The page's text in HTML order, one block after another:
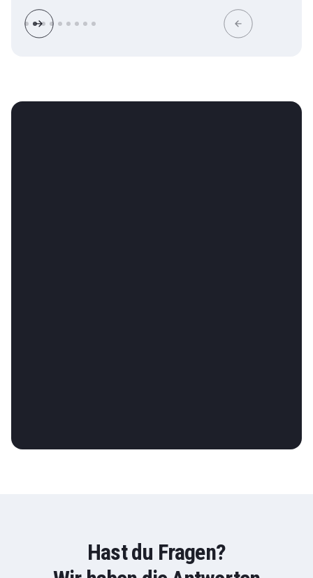
Slide 2 of 9.
Hast du Fragen?